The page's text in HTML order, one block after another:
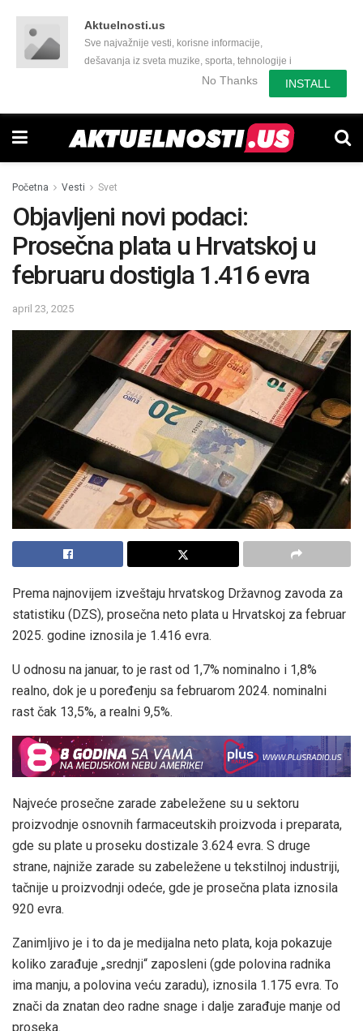
Aktuelnosti.us
Sve najvažnije vesti, korisne informacije,
dešavanja iz sveta muzike, sporta, tehnologije i
još mnogo toga zanimljivog.No Thanks INSTALL
Početna Vesti Svet
Objavljeni novi podaci:
Prosečna plata u Hrvatskoj u
februaru dostigla 1.416 evra
april 23, 2025
Prema najnovijem izveštaju hrvatskog Državnog zavoda za
statistiku (DZS), prosečna neto plata u Hrvatskoj za februar
2025. godine iznosila je 1.416 evra.
U odnosu na januar, to je rast od 1,7% nominalno i 1,8%
realno, dok je u poređenju sa februarom 2024. nominalni
rast čak 13,5%, a realni 9,5%.
Najveće prosečne zarade zabeležene su u sektoru
proizvodnje osnovnih farmaceutskih proizvoda i preparata,
gde su plate u proseku dostizale 3.624 evra. S druge
strane, najniže zarade su zabeležene u tekstilnoj industriji,
tačnije u proizvodnji odeće, gde je prosečna plata iznosila
920 evra.
Zanimljivo je i to da je medijalna neto plata, koja pokazuje
koliko zarađuje „srednji“ zaposleni (gde polovina radnika
ima manju, a polovina veću zaradu), iznosila 1.175 evra. To
znači da znatan deo radne snage i dalje zarađuje manje od
proseka.